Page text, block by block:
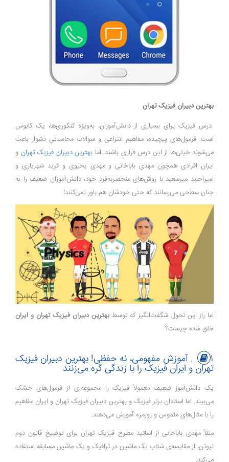
بهترین دبیران فیزیک تهران
درس فیزیک برای بسیاری از دانش‌آموزان، به‌ویژه کنکوری‌ها، یک کابوس
است. فرمول‌های پیچیده، مفاهیم انتزاعی و سوالات محاسباتیِ دشوار باعث
می‌شوند خیلی‌ها از این درس فراری باشند. اما بهترین دبیران فیزیک تهران و
ایران افرادی همچون مهدی باباخانی و مهدی یحیوی و فرید شهریاری و
امیراحمد میرسعید با روش‌های منحصربه‌فرد خود، دانش‌آموزان ضعیف را به
چنان سطحی می‌رسانند که حتی خودشان هم باور نمی‌کنند!
اما راز این تحول شگفت‌انگیز که توسطبهترین دبیران فیزیک تهران و ایران
خلق شده چیست؟
۱. آموزش مفهومی، نه حفظی! بهترین دبیران فیزیک
تهران و ایران فیزیک را با زندگی گره می‌زنند
یک دانش‌آموز ضعیف معمولاً فیزیک را مجموعه‌ای از فرمول‌های خشک
می‌بیند. اما استادان برتر فیزیک و بهترین دبیران فیزیک تهران و ایران مفاهیم
را با مثال‌های ملموس و روزمره آموزش می‌دهند.
مثلاً مهدی باباخانی از اساتید مطرح فیزیک تهران برای توضیح قانون دوم
نیوتن، از مقایسه‌ی شتاب یک ماشین در ترافیک و یک ماشین مسابقه استفاده